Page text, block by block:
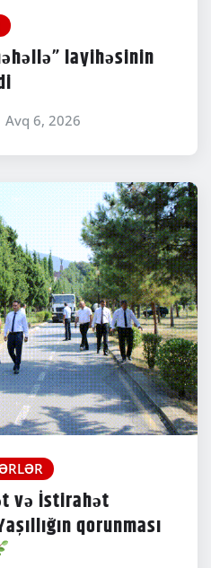
layihəsinin
Avq 6, 2026
və İstirahət
qorunması